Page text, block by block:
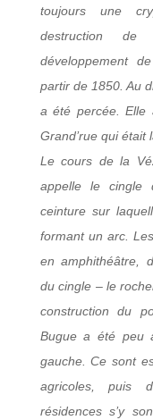
toujours une
destruction de
développement
partir de 1850. Au
a été percée. Elle
Grand’rue qui était
Le cours de la
appelle le cingle
ceinture sur
formant un arc.
en amphithéâtre,
du cingle – le
construction du
Bugue a été peu
gauche. Ce sont
agricoles, puis
résidences s’y